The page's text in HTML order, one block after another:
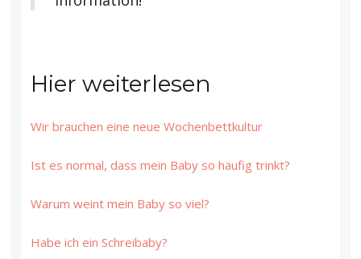
Hier weiterlesen
Wir brauchen eine neue Wochenbettkultur
Ist es normal, dass mein Baby so häufig trinkt?
Warum weint mein Baby so viel?
Habe ich ein Schreibaby?